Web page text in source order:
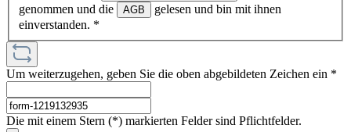
genommen und die
AGB
gelesen und bin mit ihnen
einverstanden. *
Um weiterzugehen, geben Sie die oben abgebildeten Zeichen ein *
Die mit einem Stern (*) markierten Felder sind Pflichtfelder.